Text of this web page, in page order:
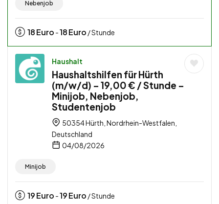
Nebenjob
18Euro -18Euro / Stunde
Haushalt
Haushaltshilfen für Hürth
(m/w/d) – 19,00 € / Stunde –
Minijob, Nebenjob,
Studentenjob
50354 Hürth, Nordrhein-Westfalen,
Deutschland
04/08/2026
Minijob
19Euro -19Euro / Stunde